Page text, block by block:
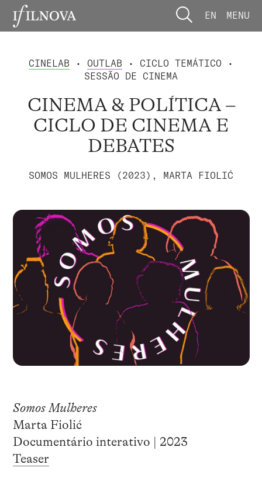
EN MENU
CINELAB • OUTLAB • CICLO TEMÁTICO •
SESSÃO DE CINEMA
CINEMA & POLÍTICA –
CICLO DE CINEMA E
DEBATES
SOMOS MULHERES (2023), MARTA FIOLIĆ
Somos Mulheres
Marta Fiolić
Documentário interativo | 2023
Teaser